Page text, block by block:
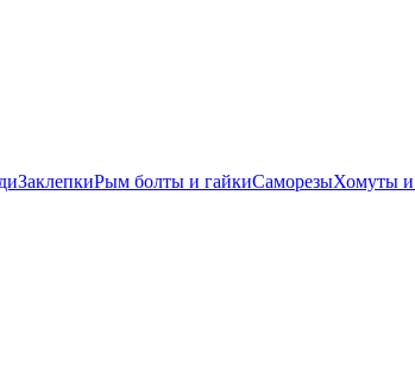
ЗаклепкиРым болты и гайкиСаморезыХомуты и